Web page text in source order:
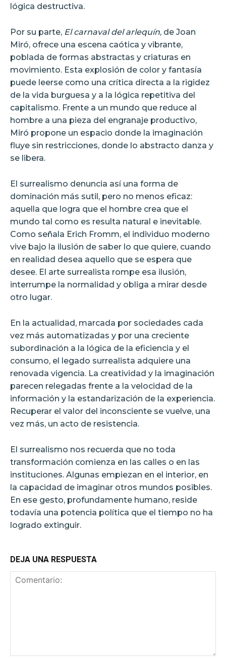
lógica destructiva.
Por su parte, El carnaval del arlequín, de Joan
Miró, ofrece una escena caótica y vibrante,
poblada de formas abstractas y criaturas en
movimiento. Esta explosión de color y fantasía
puede leerse como una crítica directa a la rigidez
de la vida burguesa y a la lógica repetitiva del
capitalismo. Frente a un mundo que reduce al
hombre a una pieza del engranaje productivo,
Miró propone un espacio donde la imaginación
fluye sin restricciones, donde lo abstracto danza y
se libera.
El surrealismo denuncia así una forma de
dominación más sutil, pero no menos eficaz:
aquella que logra que el hombre crea que el
mundo tal como es resulta natural e inevitable.
Como señala Erich Fromm, el individuo moderno
vive bajo la ilusión de saber lo que quiere, cuando
en realidad desea aquello que se espera que
desee. El arte surrealista rompe esa ilusión,
interrumpe la normalidad y obliga a mirar desde
otro lugar.
En la actualidad, marcada por sociedades cada
vez más automatizadas y por una creciente
subordinación a la lógica de la eficiencia y el
consumo, el legado surrealista adquiere una
renovada vigencia. La creatividad y la imaginación
parecen relegadas frente a la velocidad de la
información y la estandarización de la experiencia.
Recuperar el valor del inconsciente se vuelve, una
vez más, un acto de resistencia.
El surrealismo nos recuerda que no toda
transformación comienza en las calles o en las
instituciones. Algunas empiezan en el interior, en
la capacidad de imaginar otros mundos posibles.
En ese gesto, profundamente humano, reside
todavía una potencia política que el tiempo no ha
logrado extinguir.
DEJA UNA RESPUESTA